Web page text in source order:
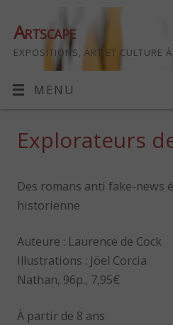
Artscape
EXPOSITIONS, ART ET CULTURE À
MENU
Explorateurs
Des romans anti fake-news
historienne
Auteure : Laurence de Cock
Illustrations : Jöel Corcia
Nathan, 96p., 7,95€
À partir de 8 ans